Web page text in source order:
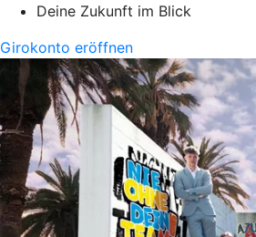
Deine Zukunft im Blick
Girokonto eröffnen